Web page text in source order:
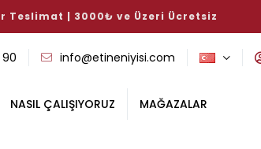
Bu haftanın iyilerini keşfedin!
info@etineniyisi.com
NASIL ÇALIŞIYORUZ MAĞAZALAR